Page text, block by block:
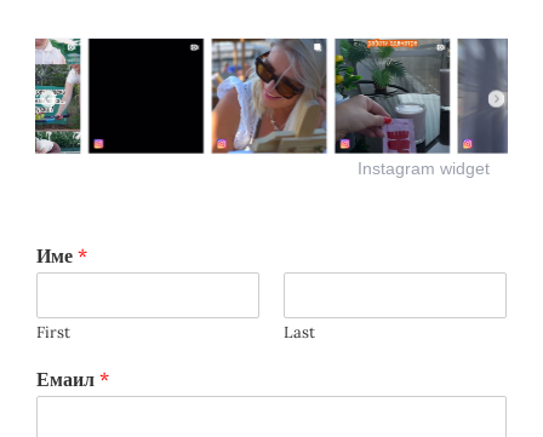
Instagram widget
Име *
First Last
Емаил *